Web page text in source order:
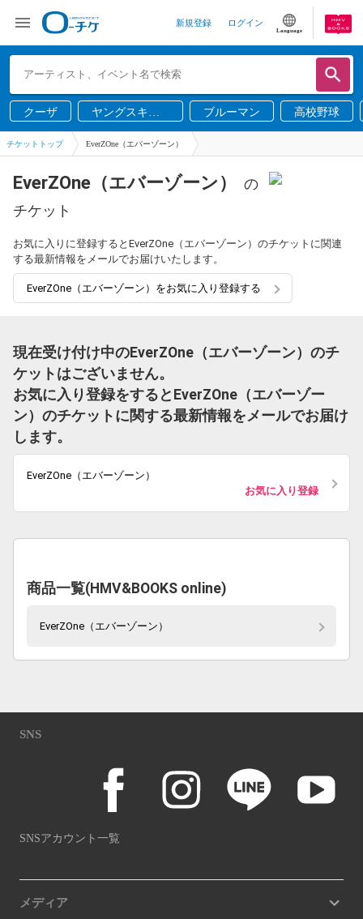
新規登録 ログイン
Language
クーザ
ヤングスキニ
ー
ブルーマン 高校野球
チケットトップ EverZOne（エバーゾーン）
EverZOne（エバーゾーン）
の
チケット
お気に入りに登録するとEverZOne（エバーゾーン）のチケットに関連
する最新情報をメールでお届けいたします。
EverZOne（エバーゾーン）をお気に入り登録する
現在受け付け中のEverZOne（エバーゾーン）のチ
ケットはございません。
お気に入り登録をするとEverZOne（エバーゾー
ン）のチケットに関する最新情報をメールでお届け
します。
EverZOne（エバーゾーン）
お気に入り登録
商品一覧(HMV&BOOKS online)
EverZOne（エバーゾーン）
SNS
SNSアカウント一覧
メディア